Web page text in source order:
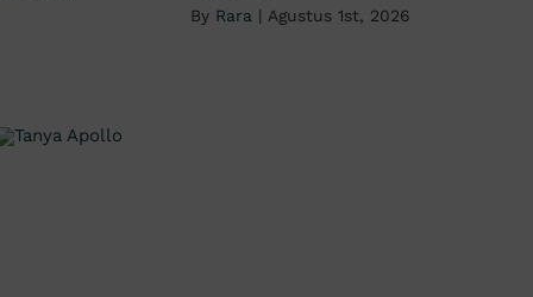
By Rara | Agustus 1st, 2026